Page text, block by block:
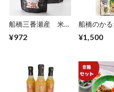
船橋三番瀬産 米油
¥972
船橋のかる
¥1,500